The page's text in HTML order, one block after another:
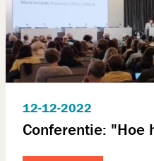
12-12-2022
Conferentie: "Hoe